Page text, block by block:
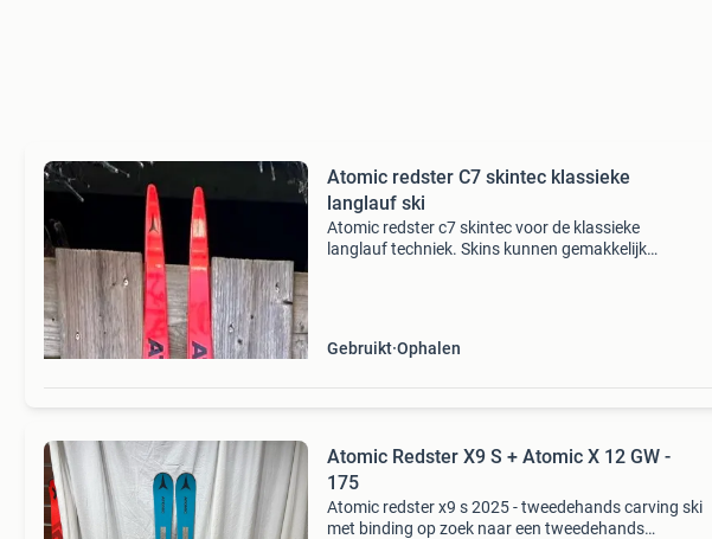
Atomic redster C7 skintec klassieke
langlauf ski
Atomic redster c7 skintec voor de klassieke
langlauf techniek. Skins kunnen gemakkelijk
Gebruikt Ophalen
Atomic Redster X9 S + Atomic X 12 GW -
175
Atomic redster x9 s 2025 - tweedehands carving ski
met binding op zoek naar een tweedehands